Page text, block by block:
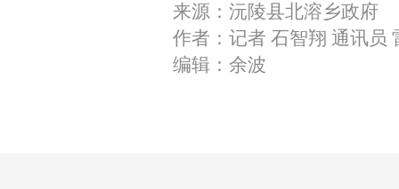
来源：沅陵县北溶乡政府
作者：记者 石智翔 通讯员
编辑：余波